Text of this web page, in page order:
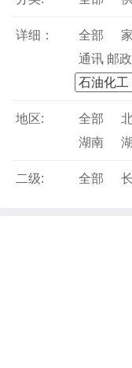
详细： 全部
通讯 邮
石油化工
地区: 全部
湖南
二级: 全部